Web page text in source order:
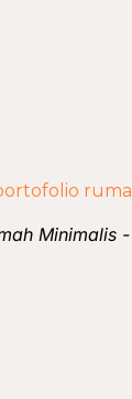
Minimalis